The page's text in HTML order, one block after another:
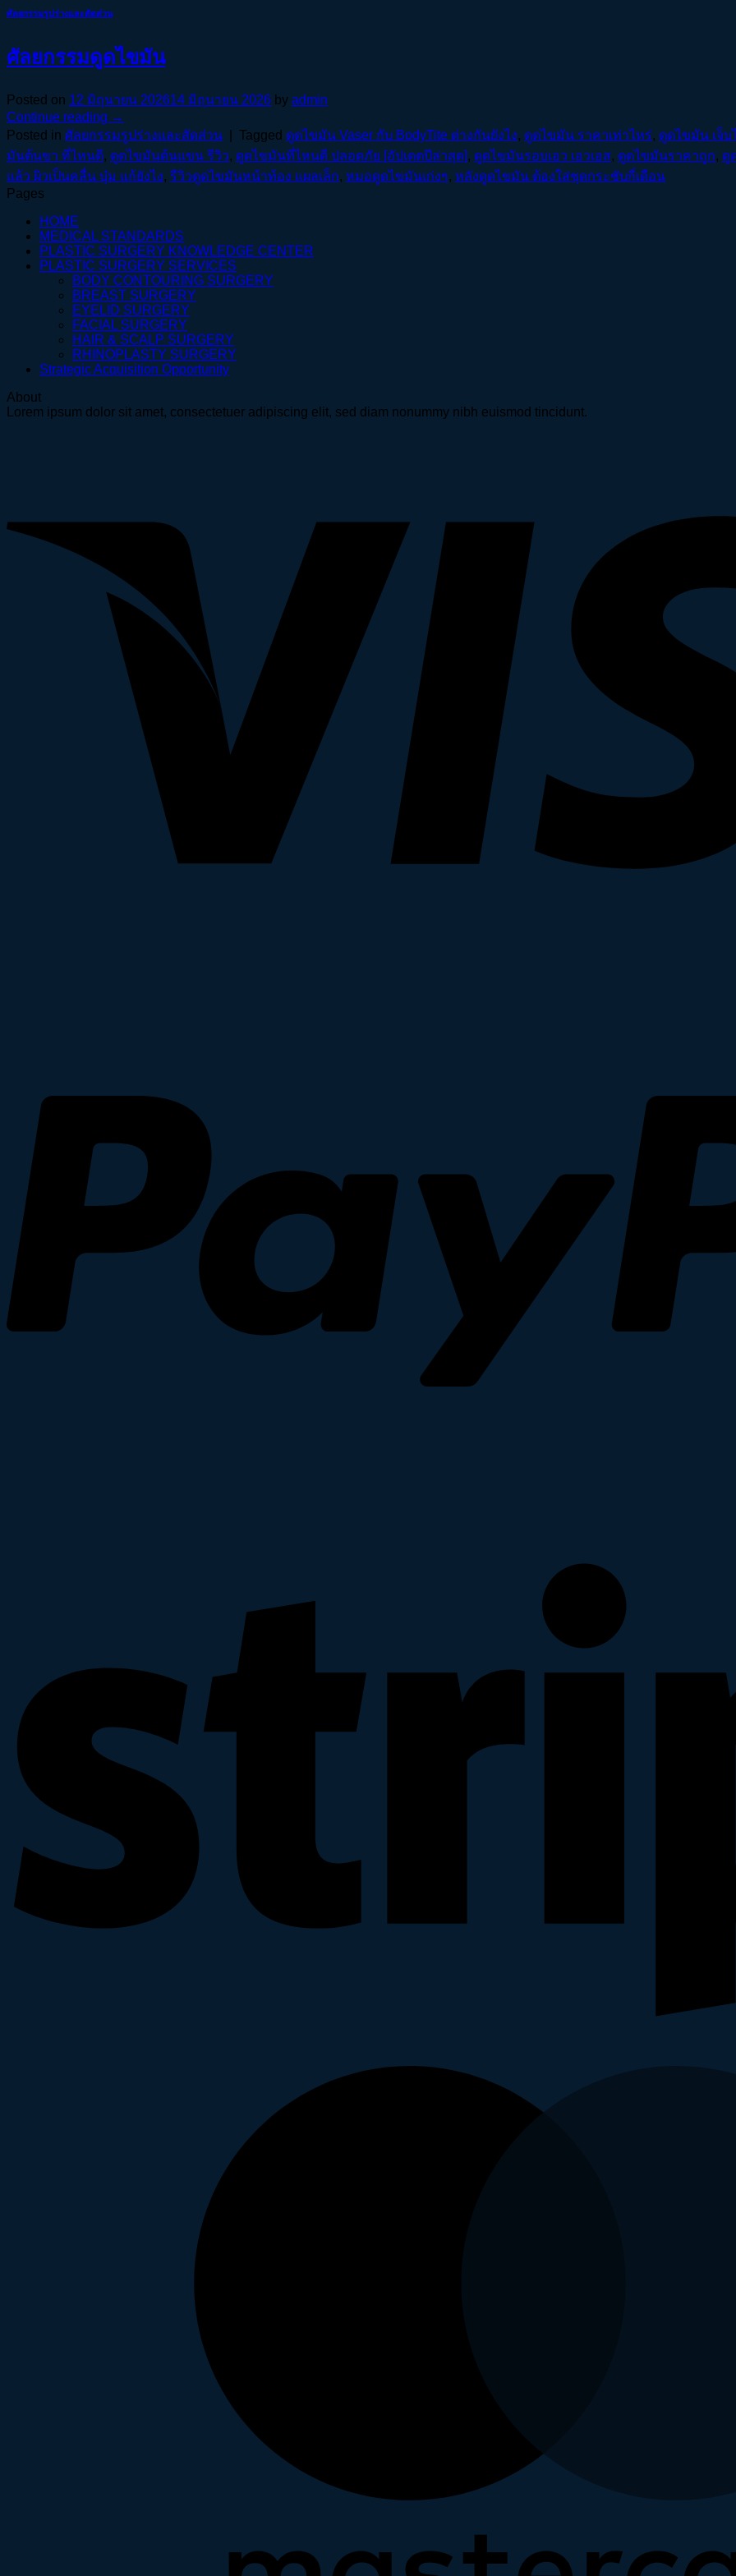
ศัลยกรรมรูปร่างและสัดส่วน
ศัลยกรรมดูดไขมัน
Posted on 12 มิถุนายน 202614 มิถุนายน 2026 by admin
Continue reading →
Posted in ศัลยกรรมรูปร่างและสัดส่วน Tagged ดูดไขมัน Vaser กับ BodyTite ต่างกันยังไง, ดูดไขมัน ราคาเท่าไหร่, ดูดไขมัน เจ็
มันต้นขา ที่ไหนดี, ดูดไขมันต้นแขน รีวิว, ดูดไขมันที่ไหนดี ปลอดภัย [อัปเดตปีล่าสุด], ดูดไขมันรอบเอว เอวเอส, ดูดไขมันราคาถูก, ดู
แล้ว ผิวเป็นคลื่น บุ๋ม แก้ยังไง, รีวิวดูดไขมันหน้าท้อง แผลเล็ก, หมอดูดไขมันเก่งๆ, หลังดูดไขมัน ต้องใส่ชุดกระชับกี่เดือน
Pages
HOME
MEDICAL STANDARDS
PLASTIC SURGERY KNOWLEDGE CENTER
PLASTIC SURGERY SERVICES
BODY CONTOURING SURGERY
BREAST SURGERY
EYELID SURGERY
FACIAL SURGERY
HAIR & SCALP SURGERY
RHINOPLASTY SURGERY
Strategic Acquisition Opportunity
About
Lorem ipsum dolor sit amet, consectetuer adipiscing elit, sed diam nonummy nibh euismod tincidunt.